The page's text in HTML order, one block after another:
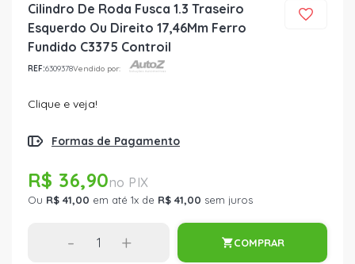
Cilindro De Roda Fusca 1.3 Traseiro
Esquerdo Ou Direito 17,46Mm Ferro
Fundido C3375 Controil
REF:6309378Vendido por:
Clique e veja!
Formas de Pagamento
R$ 36,90
Ou R$ 41,00 em até 1x de R$ 41,00 sem juros
- + COMPRAR